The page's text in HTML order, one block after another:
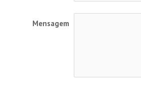
Mensagem